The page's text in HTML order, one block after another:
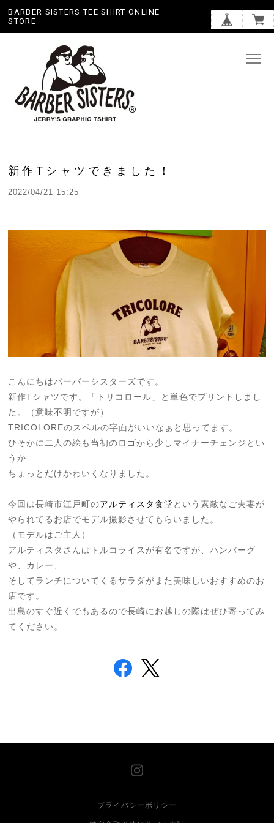
BARBER SISTERS TEE SHIRT ONLINE
STORE
新作Tシャツできました！
2022/04/21 15:25
こんにちはバーバーシスターズです。
新作Tシャツです。「トリコロール」と単色でプリントしまし
た。（意味不明ですが）
TRICOLOREのスペルの字面がいいなぁと思ってます。
ひそかに二人の絵も当初のロゴから少しマイナーチェンジとい
うか
ちょっとだけかわいくなりました。
今回は長崎市江戸町のアルティスタ食堂という素敵なご夫妻が
やられてるお店でモデル撮影させてもらいました。
（モデルはご主人）
アルティスタさんはトルコライスが有名ですが、ハンバーグ
や、カレー、
そしてランチについてくるサラダがまた美味しいおすすめのお
店です。
出島のすぐ近くでもあるので長崎にお越しの際はぜひ寄ってみ
てください。
プライバシーポリシー